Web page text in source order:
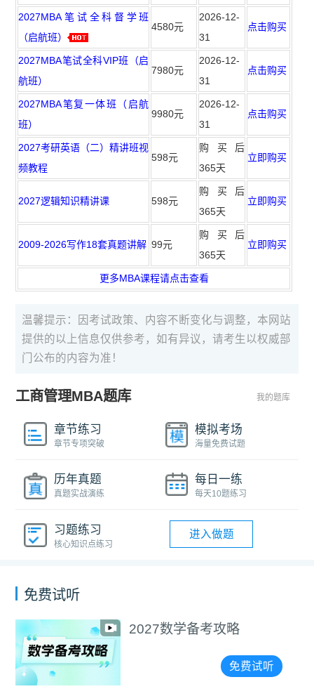
2027MBA笔试全科督学班
（启航班）
4580元
2026-12-
31
点击购买
2027MBA笔试全科VIP班（启
航班）
7980元
2026-12-
31
点击购买
2027MBA笔复一体班（启航
班）
9980元
2026-12-
31
点击购买
2027考研英语（二）精讲班视
频教程
598元
购买后
365天
立即购买
2027逻辑知识精讲课 598元
购买后
365天
立即购买
2009-2026写作18套真题讲解 99元
购买后
365天
立即购买
更多MBA课程请点击查看
温馨提示：因考试政策、内容不断变化与调整，本网站
提供的以上信息仅供参考，如有异议，请考生以权威部
门公布的内容为准！
工商管理MBA题库 我的题库
章节练习
章节专项突破
模拟考场
海量免费试题
历年真题
真题实战演练
每日一练
每天10题练习
习题练习
核心知识点练习
进入做题
免费试听
选择＞努力！手把手教
免费试